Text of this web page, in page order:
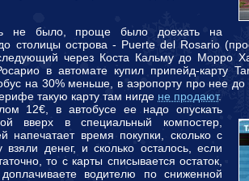
не было, проще было доехать на
столицы острова - Puerte del Rosario
через Коста Кальму до Морро
в автомате купил припейд-карту
на 30% меньше, в аэропорту про нее
такую карту там нигде не продают.
12€, в автобусе ее надо опускать
вверх в специальный компостер,
напечатает время покупки, сколько с
взяли денег, и сколько осталось, если
то с карты списывается остаток,
водителю по сниженной